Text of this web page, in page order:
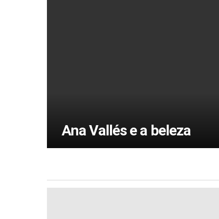
Ana Vallés e a beleza